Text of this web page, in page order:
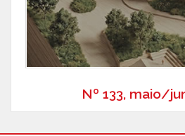
Nº 133, maio/